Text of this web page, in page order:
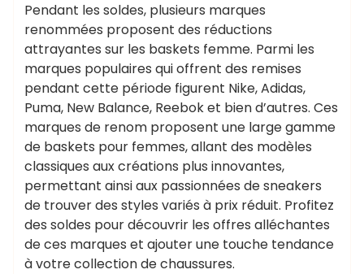
Pendant les soldes, plusieurs marques
renommées proposent des réductions
attrayantes sur les baskets femme. Parmi les
marques populaires qui offrent des remises
pendant cette période figurent Nike, Adidas,
Puma, New Balance, Reebok et bien d’autres. Ces
marques de renom proposent une large gamme
de baskets pour femmes, allant des modèles
classiques aux créations plus innovantes,
permettant ainsi aux passionnées de sneakers
de trouver des styles variés à prix réduit. Profitez
des soldes pour découvrir les offres alléchantes
de ces marques et ajouter une touche tendance
à votre collection de chaussures.